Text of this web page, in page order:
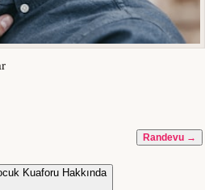
Randevu →
Kuaforu Hakkında